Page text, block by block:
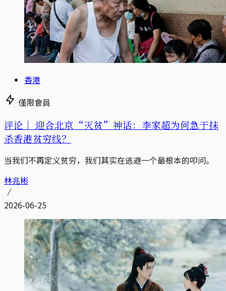
香港
僅限會員
评论｜ 迎合北京“灭贫”神话：李家超为何急于抹
杀香港贫穷线？
当我们不再定义贫穷，我们其实在逃避一个最根本的叩问。
林兆彬
2026-06-25